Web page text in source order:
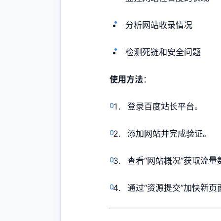
分析网站收录情况
检测死链和安全问题
使用方法 ：
登录百度站长平台。
添加网站并完成验证。
查看“网站概况”获取流量
通过“资源提交”加快新页